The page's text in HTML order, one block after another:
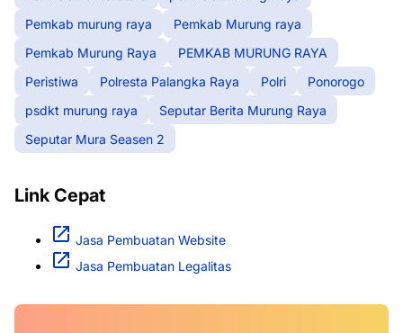
Pemkab murung raya
Pemkab Murung raya
Pemkab Murung Raya
PEMKAB MURUNG RAYA
Peristiwa
Polresta Palangka Raya Polri
Ponorogo
psdkt murung raya
Seputar Berita Murung Raya
Seputar Mura Seasen 2
Link Cepat
Jasa Pembuatan Website
Jasa Pembuatan Legalitas